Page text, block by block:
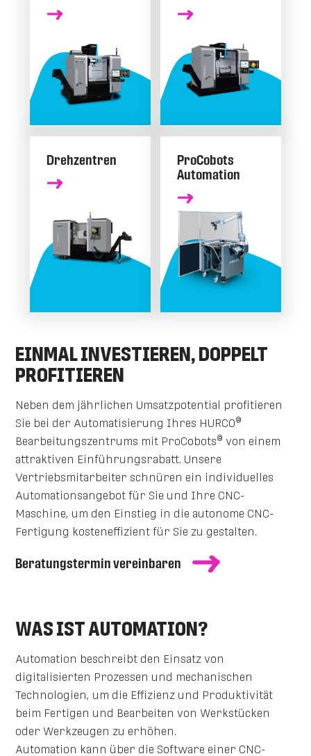
Drehzentren
ProCobots
Automation
EINMAL INVESTIEREN, DOPPELT
PROFITIEREN
Neben dem jährlichen Umsatzpotential profitieren
Sie bei der Automatisierung Ihres HURCO®
Bearbeitungszentrums mit ProCobots® von einem
attraktiven Einführungsrabatt. Unsere
Vertriebsmitarbeiter schnüren ein individuelles
Automationsangebot für Sie und Ihre CNC-
Maschine, um den Einstieg in die autonome CNC-
Fertigung kosteneffizient für Sie zu gestalten.
Beratungstermin vereinbaren
WAS IST AUTOMATION?
Automation beschreibt den Einsatz von
digitalisierten Prozessen und mechanischen
Technologien, um die Effizienz und Produktivität
beim Fertigen und Bearbeiten von Werkstücken
oder Werkzeugen zu erhöhen.
Automation kann über die Software einer CNC-